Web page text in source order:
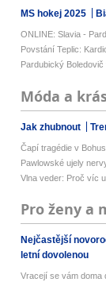
MS hokej 2025
ONLINE: Slavia -
Povstání Teplic:
Pardubický
Móda a
Jak zhubnout
Čapí tragédie v
Pawlowské ujely
Vlna veder: Proč víc
Pro ženy a
Nejčastější
letní dovolenou
Vracejí se vám doma